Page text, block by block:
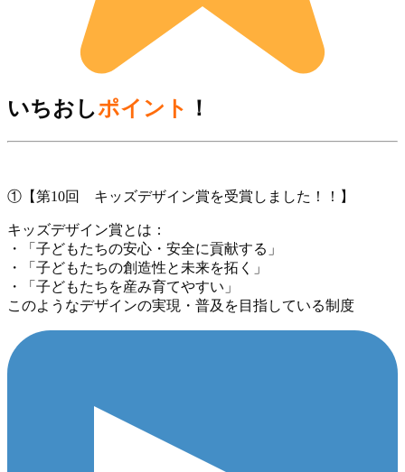
いちおしポイント ！
①【第10回 キッズデザイン賞を受賞しました！！】
キッズデザイン賞とは：
・「子どもたちの安心・安全に貢献する」
・「子どもたちの創造性と未来を拓く」
・「子どもたちを産み育てやすい」
このようなデザインの実現・普及を目指している制度